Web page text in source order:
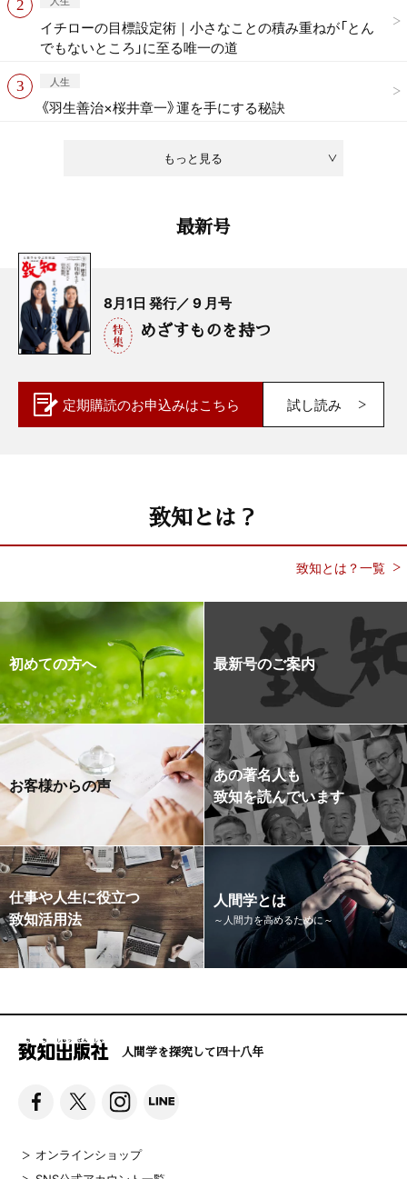
もっと見る
イチローの目標設定術｜小さなことの積み重ねが「とん
でもないところ」に至る唯一の道
人生
《羽生善治×桜井章一》運を手にする秘訣
最新号
8月1日 発行／ 9 月号
めざすものを持つ
定期購読のお申込みはこちら 試し読み
致知とは？
致知とは？一覧
初めての方へ 最新号のご案内
お客様からの声
あの著名人も
致知を読んでいます
仕事や人生に役立つ
致知活用法
人間学とは
～人間力を高めるために～
人間学を探究して四十八年
オンラインショップ